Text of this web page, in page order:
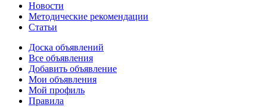
Новости
Методические рекомендации
Статьи
Доска объявлений
Все объявления
Добавить объявление
Мои объявления
Мой профиль
Правила